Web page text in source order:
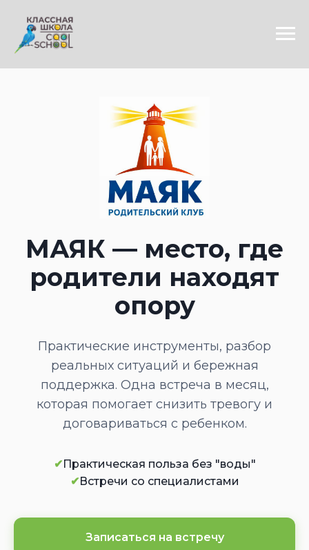
МАЯК — место, где
родители находят
опору
Практические инструменты, разбор
реальных ситуаций и бережная
поддержка. Одна встреча в месяц,
которая помогает снизить тревогу и
договариваться с ребенком.
✔ Практическая польза без "воды"
✔ Встречи со специалистами
Записаться на встречу